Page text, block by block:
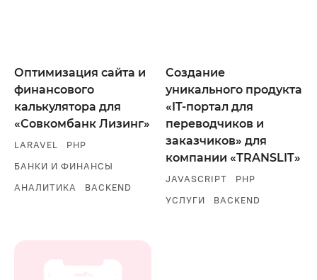
Оптимизация сайта и
финансового
калькулятора для
«Совкомбанк Лизинг»
LARAVEL
PHP
БАНКИ И ФИНАНСЫ
АНАЛИТИКА
BACKEND
Создание
уникального продукта
«IT-портал для
переводчиков и
заказчиков» для
компании «TRANSLIT»
JAVASCRIPT
PHP
УСЛУГИ
BACKEND